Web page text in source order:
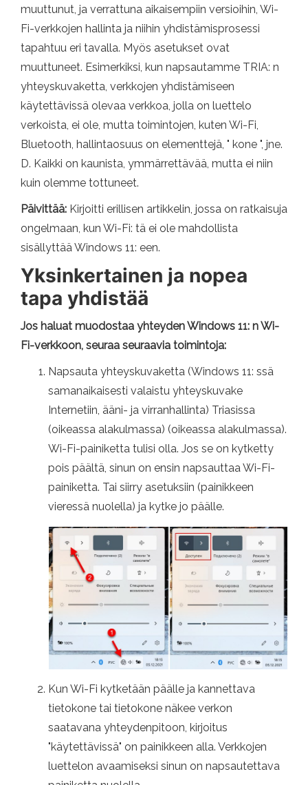
muuttunut, ja verrattuna aikaisempiin versioihin, Wi-
Fi-verkkojen hallinta ja niihin yhdistämisprosessi
tapahtuu eri tavalla. Myös asetukset ovat
muuttuneet. Esimerkiksi, kun napsautamme TRIA: n
yhteyskuvaketta, verkkojen yhdistämiseen
käytettävissä olevaa verkkoa, jolla on luettelo
verkoista, ei ole, mutta toimintojen, kuten Wi-Fi,
Bluetooth, hallintaosuus on elementtejä, " kone ", jne.
D. Kaikki on kaunista, ymmärrettävää, mutta ei niin
kuin olemme tottuneet.
Päivittää: Kirjoitti erillisen artikkelin, jossa on ratkaisuja
ongelmaan, kun Wi-Fi: tä ei ole mahdollista
sisällyttää Windows 11: een.
Yksinkertainen ja nopea
tapa yhdistää
Jos haluat muodostaa yhteyden Windows 11: n Wi-
Fi-verkkoon, seuraa seuraavia toimintoja:
Napsauta yhteyskuvaketta (Windows 11: ssä
samanaikaisesti valaistu yhteyskuvake
Internetiin, ääni- ja virranhallinta) Triasissa
(oikeassa alakulmassa) (oikeassa alakulmassa).
Wi-Fi-painiketta tulisi olla. Jos se on kytketty
pois päältä, sinun on ensin napsauttaa Wi-Fi-
painiketta. Tai siirry asetuksiin (painikkeen
vieressä nuolella) ja kytke jo päälle.
Kun Wi-Fi kytketään päälle ja kannettava
tietokone tai tietokone näkee verkon
saatavana yhteydenpitoon, kirjoitus
"käytettävissä" on painikkeen alla. Verkkojen
luettelon avaamiseksi sinun on napsautettava